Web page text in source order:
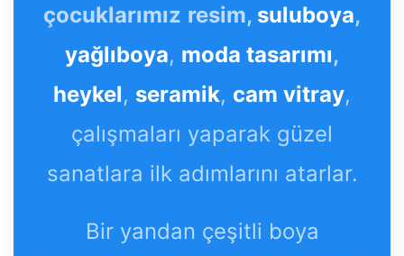
çocuklarımız resim, suluboya,
yağlıboya, moda tasarımı,
heykel, seramik, cam vitray,
çalışmaları yaparak güzel
sanatlara ilk adımlarını atarlar.
Bir yandan çeşitli boya